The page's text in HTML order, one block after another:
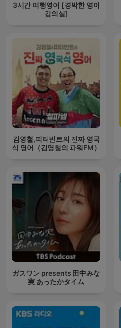
3시간 여행영어 [경박한 영어
강의실]
김영철,피터빈트의 진짜 영국
식 영어（김영철의 파워FM）
ガスワン presents 田中みな
実 あったかタイム